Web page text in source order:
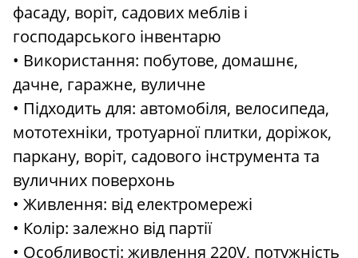
фасаду, воріт, садових меблів і
господарського інвентарю
• Використання: побутове, домашнє,
дачне, гаражне, вуличне
• Підходить для: автомобіля, велосипеда,
мототехніки, тротуарної плитки, доріжок,
паркану, воріт, садового інструмента та
вуличних поверхонь
• Живлення: від електромережі
• Колір: залежно від партії
• Особливості: живлення 220V, потужність